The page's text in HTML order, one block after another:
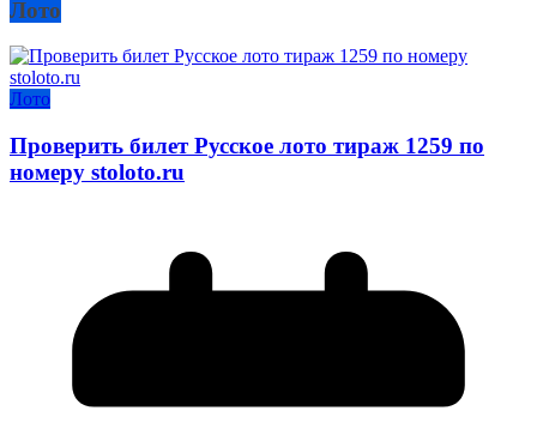
Лото
Лото
Проверить билет Русское лото тираж 1259 по
номеру stoloto.ru